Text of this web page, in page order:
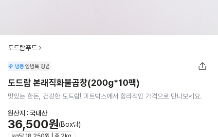
도드람푸드
냉동 양념육 양념
도드람 본래직화불곱창(200g*10팩)
맛있는 한돈, 건강한 도드람! 미트박스에서 합리적인 가격으로 만나보세요.
원산지 : 국내산
36,500원(Box당)